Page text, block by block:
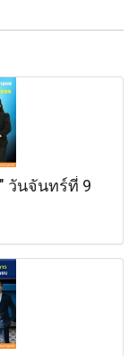
วันจันทร์ที่ 9